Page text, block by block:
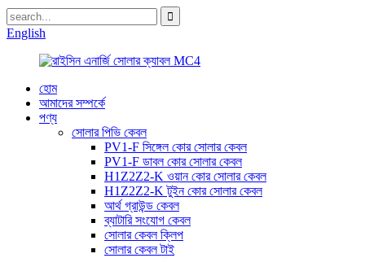
English
হোম
আমাদের সম্পর্কে
পণ্য
সোলার পিভি কেবল
PV1-F সিঙ্গেল কোর সোলার কেবল
PV1-F ডাবল কোর সোলার কেবল
H1Z2Z2-K ওয়ান কোর সোলার কেবল
H1Z2Z2-K টুইন কোর সোলার কেবল
আর্থ গ্রাউন্ড কেবল
ব্যাটারি সংযোগ কেবল
সোলার কেবল ক্লিপ
সোলার কেবল টাই